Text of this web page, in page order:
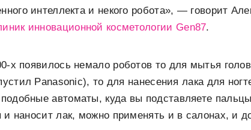
интеллекта и некого робота», — говорит
инновационной косметологии Gen87.
х появилось немало роботов то для мытья
Panasonic), то для нанесения лака для
автоматы, куда вы подставляете
и наносит лак, можно применять и в салонах, и